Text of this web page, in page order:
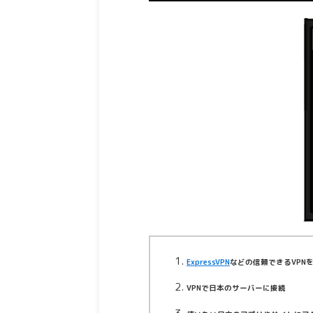
ExpressVPNなどの信頼できるVPN
VPNで日本のサーバーに接続